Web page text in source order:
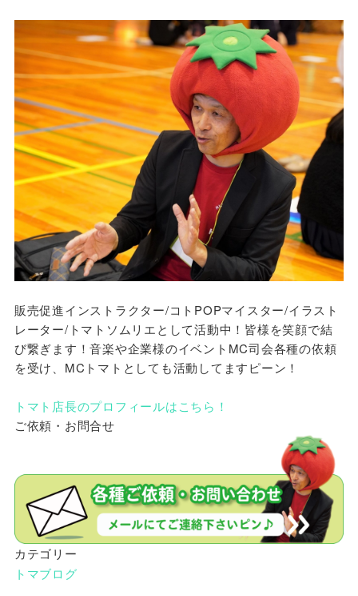
販売促進インストラクター/コトPOPマイスター/イラスト
レーター/トマトソムリエとして活動中！皆様を笑顔で結
び繋ぎます！音楽や企業様のイベントMC司会各種の依頼
を受け、MCトマトとしても活動してますピーン！
トマト店長のプロフィールはこちら！
ご依頼・お問合せ
カテゴリー
トマブログ